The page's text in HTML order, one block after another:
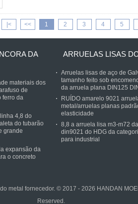
|< << 1 2 3 4 5
DA
materiais dos
de
ferro da
4,8 do
do tubarão
grande
expansão da
o concreto
ARRUELAS LISAS
Arruelas lisas de aço de
tamanho feito sob
da arruela plana DIN125
RUÍDO amarelo 9021
metal/arruelas planas
elasticidade
8,8 a arruela lisa m3-m72
din9021 do HDG da
para industrial
metal fornecedor. © 2017 - 2026 HANDAN
Reserved.